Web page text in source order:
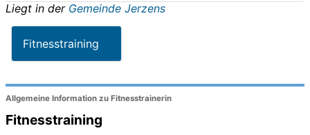
Liegt in der Gemeinde Jerzens
Fitnesstraining
Allgemeine Information zu Fitnesstrainerin
Fitnesstraining